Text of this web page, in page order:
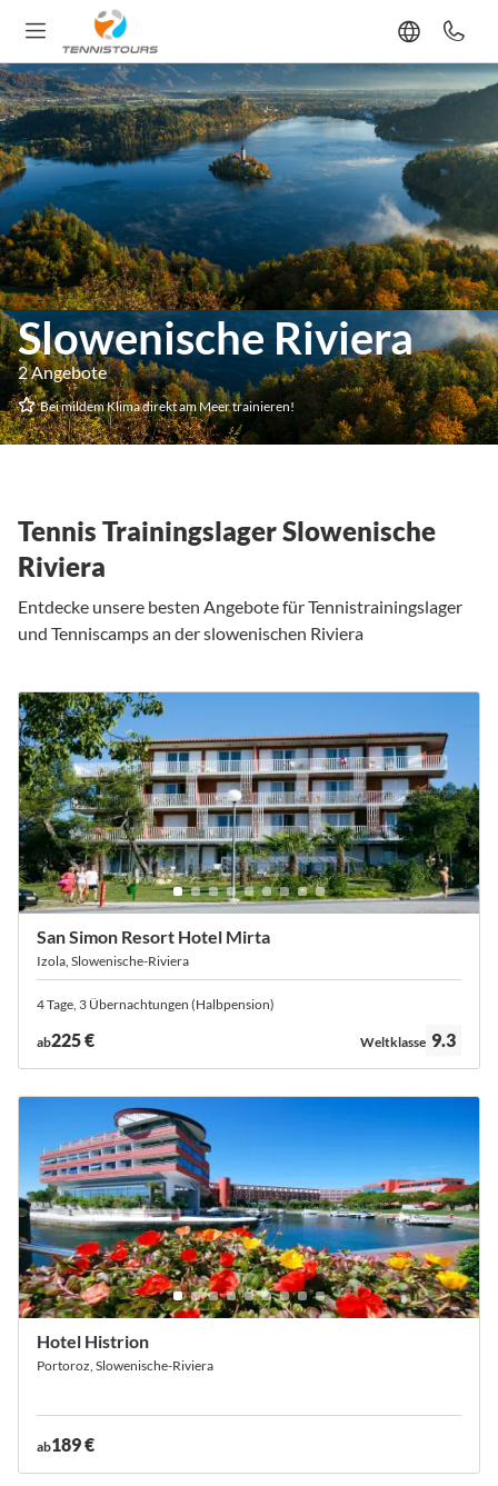
Slowenische Riviera
2 Angebote
Bei mildem Klima direkt am Meer trainieren!
Tennis Trainingslager Slowenische
Riviera
Entdecke unsere besten Angebote für Tennistrainingslager
und Tenniscamps an der slowenischen Riviera
San Simon Resort Hotel Mirta
Izola, Slowenische-Riviera
4 Tage, 3 Übernachtungen (Halbpension)
ab225 € Bewertung:
Weltklasse 9.3
Hotel Histrion
Portoroz, Slowenische-Riviera
ab189 €